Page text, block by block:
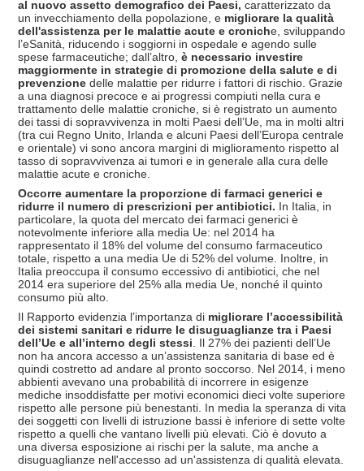
al nuovo assetto demografico dei Paesi, caratterizzato da
un invecchiamento della popolazione, e migliorare la qualità
dell'assistenza per le malattie acute e croniche, sviluppando
l’eSanità, riducendo i soggiorni in ospedale e agendo sulle
spese farmaceutiche; dall’altro, è necessario investire
maggiormente in strategie di promozione della salute e di
prevenzione delle malattie per ridurre i fattori di rischio. Grazie
a una diagnosi precoce e ai progressi compiuti nella cura e
trattamento delle malattie croniche, si è registrato un aumento
dei tassi di sopravvivenza in molti Paesi dell’Ue, ma in molti altri
(tra cui Regno Unito, Irlanda e alcuni Paesi dell’Europa centrale
e orientale) vi sono ancora margini di miglioramento rispetto al
tasso di sopravvivenza ai tumori e in generale alla cura delle
malattie acute e croniche.
Occorre aumentare la proporzione di farmaci generici e
ridurre il numero di prescrizioni per antibiotici. In Italia, in
particolare, la quota del mercato dei farmaci generici è
notevolmente inferiore alla media Ue: nel 2014 ha
rappresentato il 18% del volume del consumo farmaceutico
totale, rispetto a una media Ue di 52% del volume. Inoltre, in
Italia preoccupa il consumo eccessivo di antibiotici, che nel
2014 era superiore del 25% alla media Ue, nonché il quinto
consumo più alto.
Il Rapporto evidenzia l’importanza di migliorare l’accessibilità
dei sistemi sanitari e ridurre le disuguaglianze tra i Paesi
dell’Ue e all’interno degli stessi . Il 27% dei pazienti dell’Ue
non ha ancora accesso a un’assistenza sanitaria di base ed è
quindi costretto ad andare al pronto soccorso. Nel 2014, i meno
abbienti avevano una probabilità di incorrere in esigenze
mediche insoddisfatte per motivi economici dieci volte superiore
rispetto alle persone più benestanti. In media la speranza di vita
dei soggetti con livelli di istruzione bassi è inferiore di sette volte
rispetto a quelli che vantano livelli più elevati. Ciò è dovuto a
una diversa esposizione ai rischi per la salute, ma anche a
disuguaglianze nell'accesso ad un'assistenza di qualità elevata.